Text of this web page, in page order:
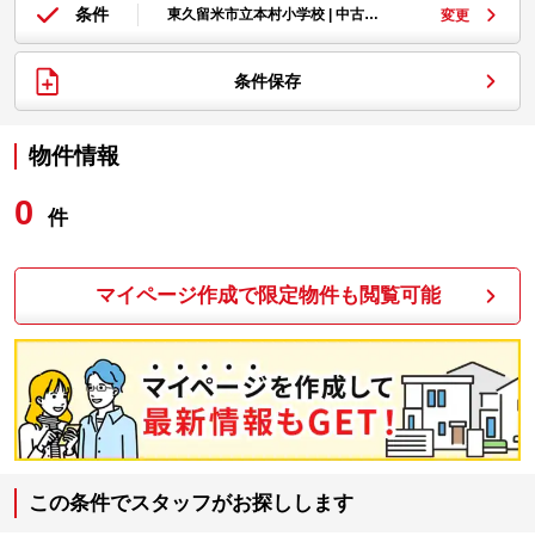
条件 東久留米市立本村小学校 | 中古… 変更
条件保存
物件情報
0 件
マイページ作成で限定物件も閲覧可能
この条件でスタッフがお探しします